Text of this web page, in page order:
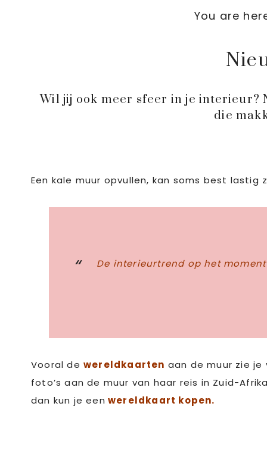
You are
Wil jij ook meer sfeer in je interieur?
die
Een kale muur opvullen, kan soms best
De interieurtrend op het
Vooral de wereldkaarten aan de muur zie
foto’s aan de muur van haar reis in Zuid-
dan kun je een wereldkaart kopen.